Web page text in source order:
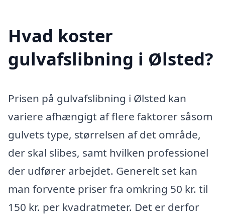
Hvad koster
gulvafslibning i Ølsted?
Prisen på gulvafslibning i Ølsted kan
variere afhængigt af flere faktorer såsom
gulvets type, størrelsen af det område,
der skal slibes, samt hvilken professionel
der udfører arbejdet. Generelt set kan
man forvente priser fra omkring 50 kr. til
150 kr. per kvadratmeter. Det er derfor